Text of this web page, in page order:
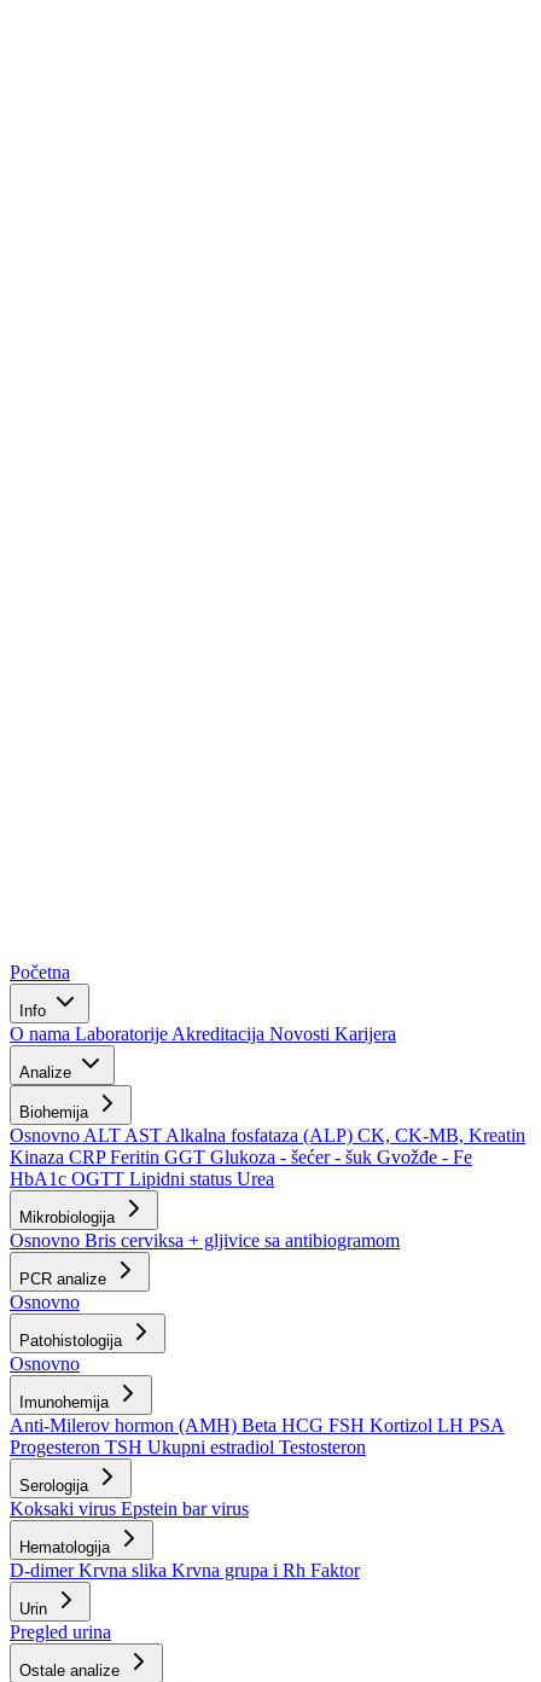
Početna
Info
O nama Laboratorije Akreditacija Novosti Karijera
Analize
Biohemija
Osnovno ALT AST Alkalna fosfataza (ALP) CK, CK-MB, Kreatin
Kinaza CRPFeritin GGT Glukoza - šećer - šuk Gvožđe - Fe
HbA1c OGTT Lipidni status Urea
Mikrobiologija
Osnovno Bris cerviksa + gljivice sa antibiogramom
PCR analize
Osnovno
Patohistologija
Osnovno
Imunohemija
Anti-Milerov hormon (AMH) Beta HCG FSH Kortizol LH PSA
Progesteron TSH Ukupni estradiol Testosteron
Serologija
Koksaki virus Epstein bar virus
Hematologija
D-dimerKrvna slika Krvna grupa i Rh Faktor
Urin
Pregled urina
Ostale analize